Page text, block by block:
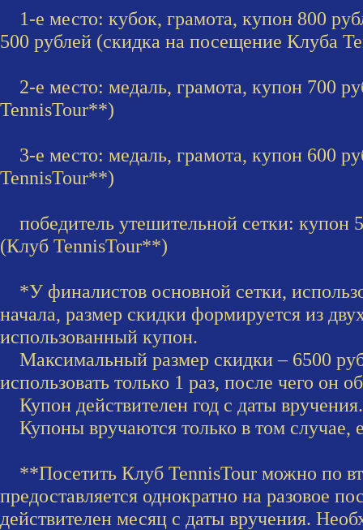
1-е место: кубок, грамота, купон 800
500 рублей (скидка на посещение Клуба
2-е место: медаль, грамота, купон 700
TennisTour**)
3-е место: медаль, грамота, купон 600
TennisTour**)
победитель утешительной сетки: купон
(Клуб TennisTour**)
*У финалистов основной сетки,
начала, размер скидки формируется из
использованный купон.
Максимальный размер скидки – 6500
использовать только 1 раз, после чего он
Купон действителен год с даты
Купоны вручаются только в том случае,
**Посетить Клуб TennisTour можно по
предоставляется однократно на разовое
действителен месяц с даты вручения.